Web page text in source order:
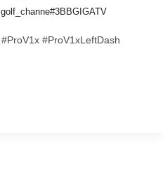
#ProV1x #ProV1xLeftDash